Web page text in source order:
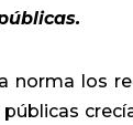
norma los